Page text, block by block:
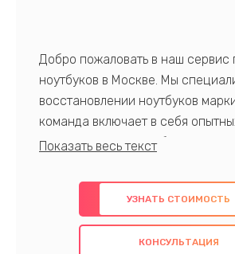
Добро пожаловать в наш сервис
ноутбуков в Москве. Мы
восстановлении ноутбуков
команда включает в себя
профессионалов с обширными
предлагаем быстрый и
использованием оригинальных
также гарантируем качество
проведенных работ. Наша цель -
УЗНАТЬ СТОИМОСТЬ
КОНСУЛЬТАЦИЯ